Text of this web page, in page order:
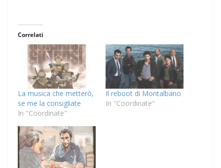
Correlati
La musica che metterò,
se me la consigliate
In "Coordinate"
Il reboot di Montalbano
In "Coordinate"